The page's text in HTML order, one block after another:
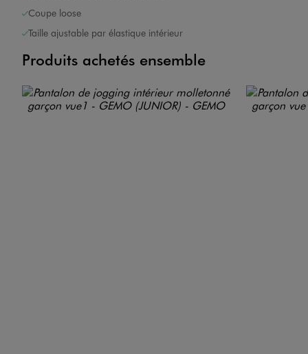
Image 6 sur 10
Coupe loose
Taille ajustable par élastique intérieur
Produits achetés ensemble